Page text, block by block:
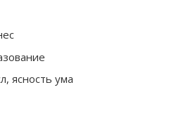
ясность ума